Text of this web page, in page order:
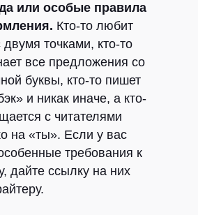
или особые правила
Кто-то любит
точками, кто-то
все предложения со
буквы, кто-то пишет
и никак иначе, а кто-
с читателями
на «ты». Если у вас
требования к
дайте ссылку на них